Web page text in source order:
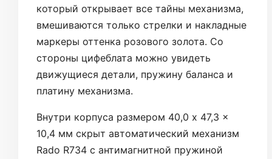
который открывает все тайны механизма,
вмешиваются только стрелки и накладные
маркеры оттенка розового золота. Со
стороны цифеблата можно увидеть
движущиеся детали, пружину баланса и
платину механизма.
Внутри корпуса размером 40,0 x 47,3 x
10,4 мм скрыт автоматический механизм
Rado R734 с антимагнитной пружиной